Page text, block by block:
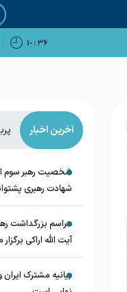
۳۶ : ۱۰
آخرین اخبار
شخصیت رهبر سوم
شهادت رهبری
مراسم بزرگداشت
آیت الله اراکی
بیانیه مشترک